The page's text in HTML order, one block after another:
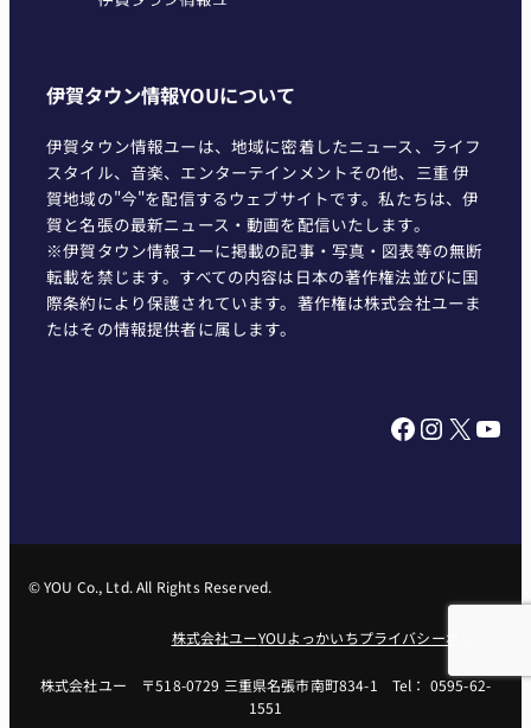
伊賀タウン情報YOUについて
伊賀タウン情報ユーは、地域に密着したニュース、ライフ
スタイル、音楽、エンターテインメントその他、三重 伊
賀地域の"今"を配信するウェブサイトです。私たちは、伊
賀と名張の最新ニュース・動画を配信いたします。
※伊賀タウン情報ユーに掲載の記事・写真・図表等の無断
転載を禁じます。すべての内容は日本の著作権法並びに国
際条約により保護されています。著作権は株式会社ユーま
たはその情報提供者に属します。
Facebook InstagramX YouTube
© YOU Co., Ltd. All Rights Reserved.
株式会社ユーYOUよっかいちプライバシーポリシー
株式会社ユー 〒518-0729 三重県名張市南町834-1 Tel： 0595-62-
1551